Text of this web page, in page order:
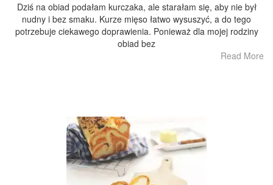
Dziś na obiad podałam kurczaka, ale starałam się, aby nie był
nudny i bez smaku. Kurze mięso łatwo wysuszyć, a do tego
potrzebuje ciekawego doprawienia. Ponieważ dla mojej rodziny
obiad bez
Read More